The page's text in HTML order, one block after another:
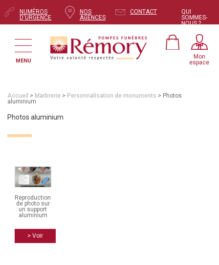
NUMÉROS
D'URGENCE
NOS
AGENCES
CONTACT
QUI
SOMMES-
NOUS ?
MENU
Mon
espace
Accueil > Marbrerie > Personnalisation de monuments > Photos
aluminium
Photos aluminium
Reproduction
de photo sur
un support
aluminium
> Voir